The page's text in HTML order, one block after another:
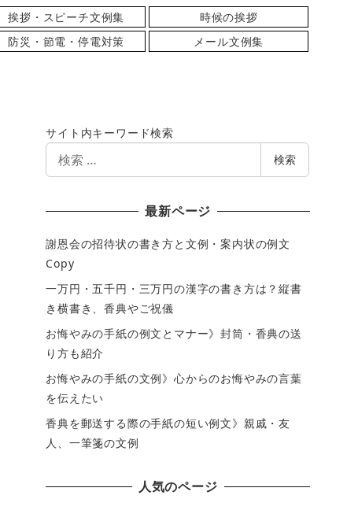
挨拶・スピーチ文例集
時候の挨拶
防災・節電・停電対策 メール文例集
サイト内キーワード検索
索
検索
最新ページ
謝恩会の招待状の書き方と文例・案内状の例文
Copy
一万円・五千円・三万円の漢字の書き方は？縦書
き横書き、香典やご祝儀
お悔やみの手紙の例文とマナー》封筒・香典の送
り方も紹介
お悔やみの手紙の文例》心からのお悔やみの言葉
を伝えたい
香典を郵送する際の手紙の短い例文》親戚・友
人、一筆箋の文例
人気のページ